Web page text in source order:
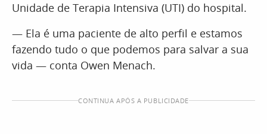
Unidade de Terapia Intensiva (UTI) do hospital.
— Ela é uma paciente de alto perfil e estamos
fazendo tudo o que podemos para salvar a sua
vida — conta Owen Menach.
CONTINUA APÓS A PUBLICIDADE